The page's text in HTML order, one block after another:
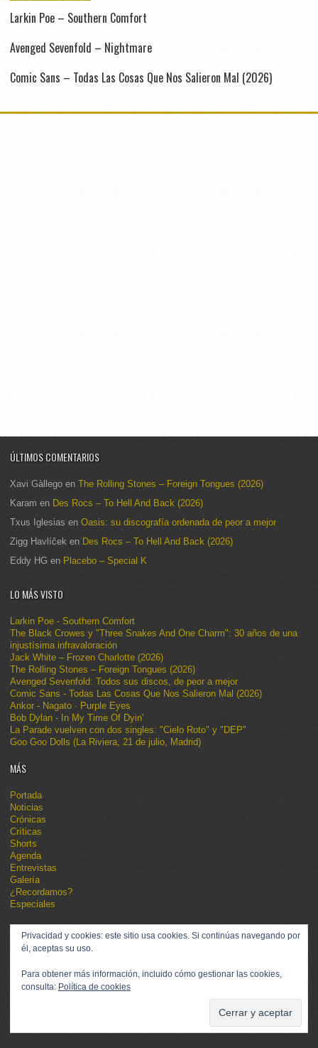
Larkin Poe – Southern Comfort
Avenged Sevenfold – Nightmare
Comic Sans – Todas Las Cosas Que Nos Salieron Mal (2026)
ÚLTIMOS COMENTARIOS
Xavi Gàllego en The Rolling Stones – Foreign Tongues (2026)
Karam en Des Rocs – To Hell And Back (2026)
Txus Iglesias en Oasis: su discografía ordenada de peor a mejor
Zigg Havlíček en Des Rocs – To Hell And Back (2026)
Eddy HG en Placebo – Special K
LO MÁS VISTO
Larkin Poe - Southern Comfort
The Black Crowes y "Three Snakes And One Charm": 30 años de una
injustísima infravaloración
Jack White – Frozen Charlotte (2026)
The Rolling Stones – Foreign Tongues (2026)
Avenged Sevenfold: Todos sus discos, de peor a mejor
Comic Sans - Todas Las Cosas Que Nos Salieron Mal (2026)
Ankor - Nagato · Purple Eyes
Bob Dylan - In My Time Of Dyin'
La Parade vuelven con dos singles: "Cielo Roto" y "DEP"
Goo Goo Dolls (La Riviera, 21 de julio, Madrid)
MÁS
Portada
Noticias
Crónicas
Críticas
Shorts
Agenda
Entrevistas
Galería
¿Recordamos?
Especiales
Privacidad y cookies: este sitio usa cookies. Si continúas navegando por
él, aceptas su uso.
Para obtener más información, incluido cómo gestionar las cookies,
consulta: Política de cookies